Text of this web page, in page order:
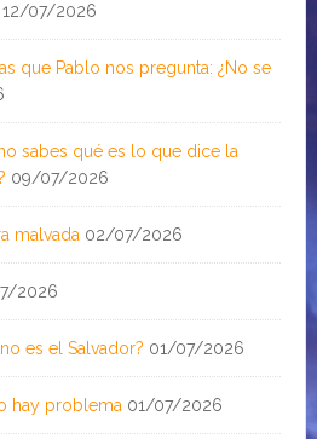
12/07/2026
que Pablo nos pregunta: ¿No se
sabes qué es lo que dice la
09/07/2026
malvada 02/07/2026
2026
es el Salvador? 01/07/2026
hay problema 01/07/2026